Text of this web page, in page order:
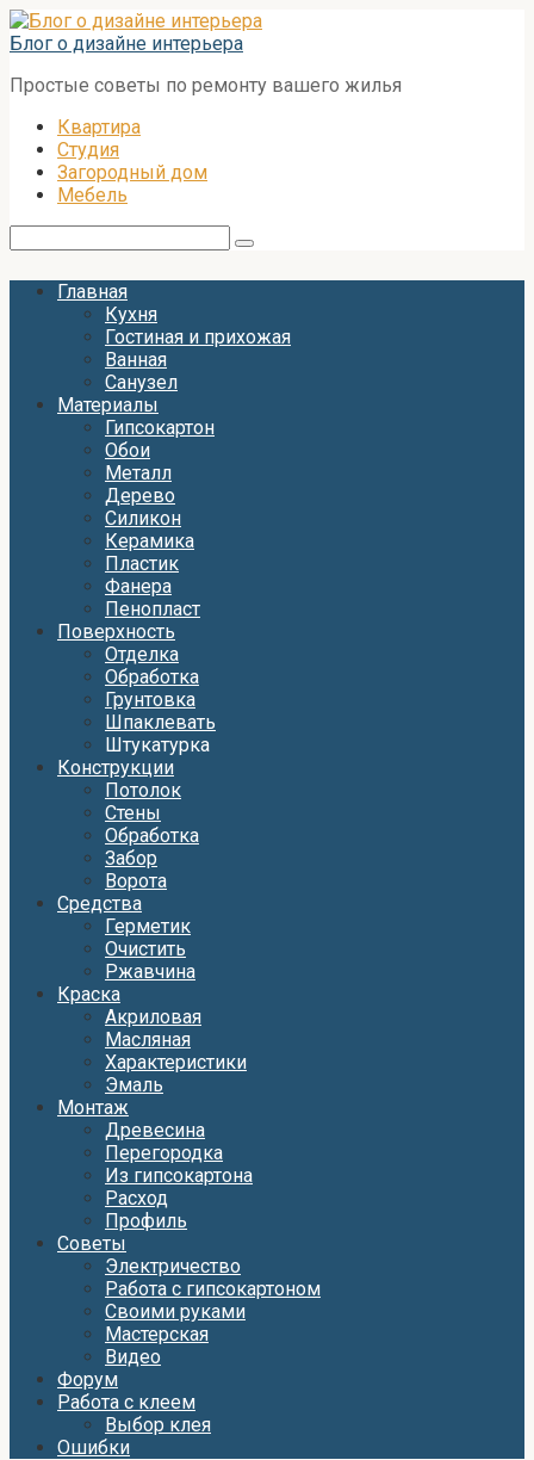
Перейти
к
Блог о дизайне интерьера
Простые советы по ремонту вашего жилья
Квартира
Студия
Загородный дом
Мебель
Главная
Кухня
Гостиная и прихожая
Ванная
Санузел
Материалы
Гипсокартон
Обои
Металл
Дерево
Силикон
Керамика
Пластик
Фанера
Пенопласт
Поверхность
Отделка
Обработка
Грунтовка
Шпаклевать
Штукатурка
Конструкции
Потолок
Стены
Обработка
Забор
Ворота
Средства
Герметик
Очистить
Ржавчина
Краска
Акриловая
Масляная
Характеристики
Эмаль
Монтаж
Древесина
Перегородка
Из гипсокартона
Расход
Профиль
Советы
Электричество
Работа с гипсокартоном
Своими руками
Мастерская
Видео
Форум
Работа с клеем
Выбор клея
Ошибки